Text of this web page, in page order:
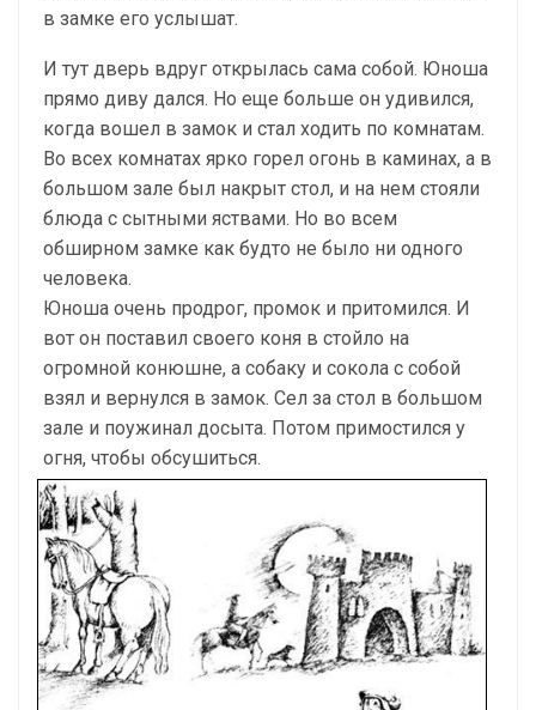
в замке его услышат.
И тут дверь вдруг открылась сама собой. Юноша
прямо диву дался. Но еще больше он удивился,
когда вошел в замок и стал ходить по комнатам.
Во всех комнатах ярко горел огонь в каминах, а в
большом зале был накрыт стол, и на нем стояли
блюда с сытными яствами. Но во всем
обширном замке как будто не было ни одного
человека.
Юноша очень продрог, промок и притомился. И
вот он поставил своего коня в стойло на
огромной конюшне, а собаку и сокола с собой
взял и вернулся в замок. Сел за стол в большом
зале и поужинал досыта. Потом примостился у
огня, чтобы обсушиться.